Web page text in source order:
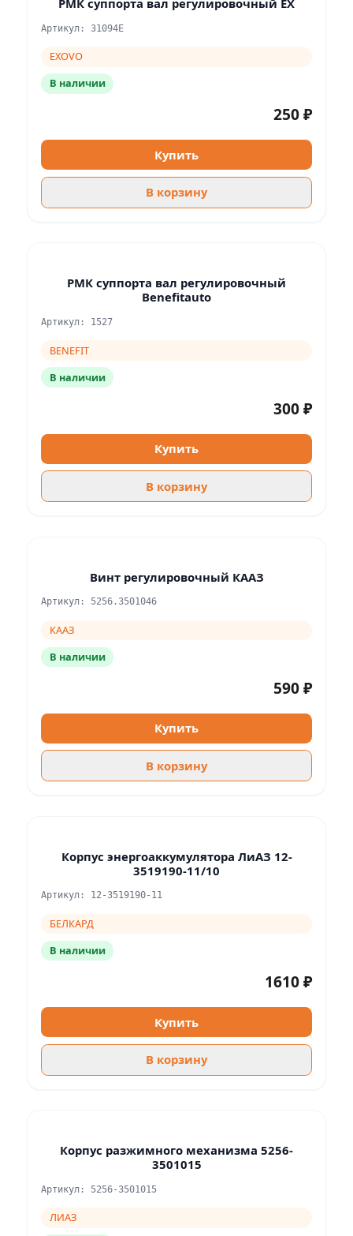
РМК суппорта вал регулировочный EX
Артикул: 31094E
EXOVO
В наличии
250 ₽
Купить
В корзину
РМК суппорта вал регулировочный
Benefitauto
Артикул: 1527
BENEFIT
В наличии
300 ₽
Купить
В корзину
Винт регулировочный КААЗ
Артикул: 5256.3501046
КААЗ
В наличии
590 ₽
Купить
В корзину
Корпус энергоаккумулятора ЛиАЗ 12-
3519190-11/10
Артикул: 12-3519190-11
БЕЛКАРД
В наличии
1610 ₽
Купить
В корзину
Корпус разжимного механизма 5256-
3501015
Артикул: 5256-3501015
ЛИАЗ